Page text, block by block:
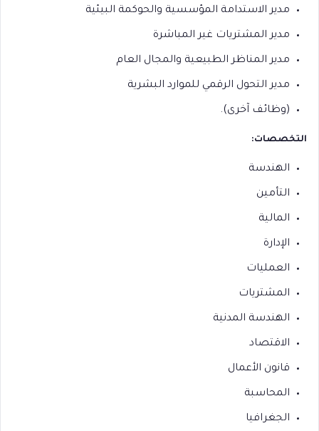
مدير الاستدامة المؤسسية والحوكمة البيئية
مدير المشتريات غير المباشرة
مدير المناظر الطبيعية والمجال العام
مدير التحول الرقمي للموارد البشرية
⁠(وظائف آخرى).
التخصصات:
الهندسة
التأمين
المالية
الإدارة
العمليات
المشتريات
الهندسة المدنية
الاقتصاد
قانون الأعمال
المحاسبة
الجغرافيا